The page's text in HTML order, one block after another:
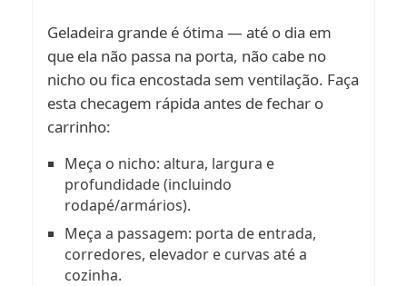
Geladeira grande é ótima — até o dia em
que ela não passa na porta, não cabe no
nicho ou fica encostada sem ventilação. Faça
esta checagem rápida antes de fechar o
carrinho:
Meça o nicho: altura, largura e
profundidade (incluindo
rodapé/armários).
Meça a passagem: porta de entrada,
corredores, elevador e curvas até a
cozinha.